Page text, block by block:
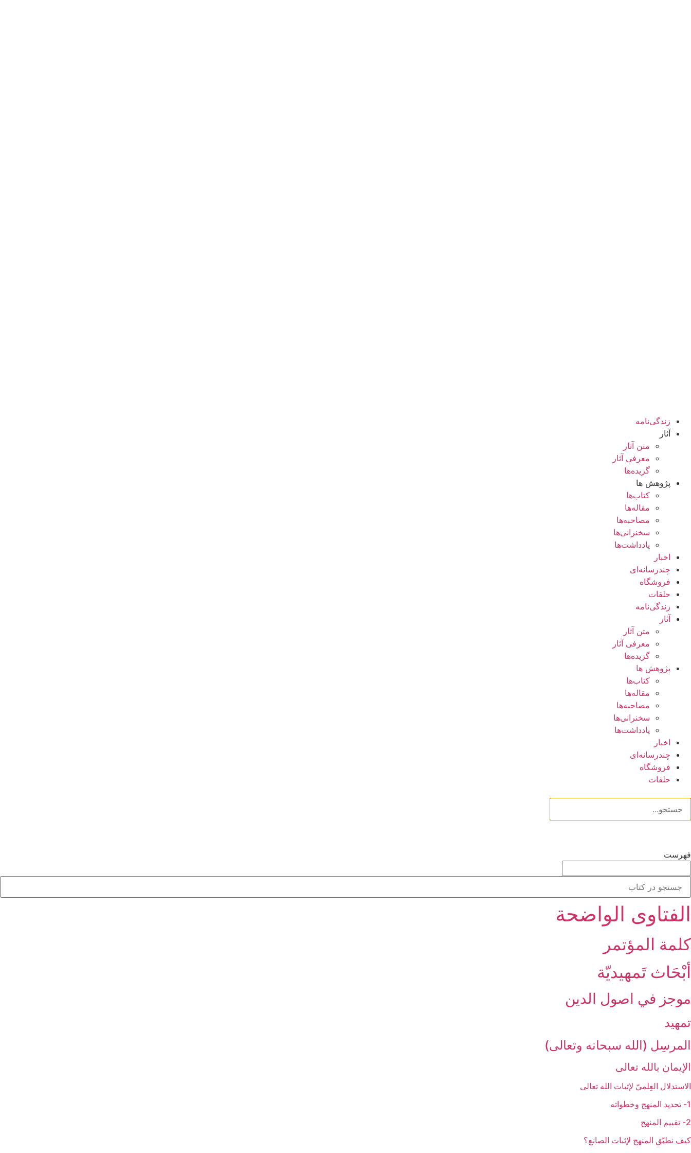
زندگی‌نامه
آثار
متن آثار
معرفی آثار
گزیده‌ها
پژوهش ها
کتاب‌ها
مقاله‌ها
مصاحبه‌ها
سخنرانی‌ها
یادداشت‌ها
اخبار
چندرسانه‌ای
فروشگاه
حلقات
زندگی‌نامه
آثار
متن آثار
معرفی آثار
گزیده‌ها
پژوهش ها
کتاب‌ها
مقاله‌ها
مصاحبه‌ها
سخنرانی‌ها
یادداشت‌ها
اخبار
چندرسانه‌ای
فروشگاه
حلقات
فهرست
الفتاوی الواضحة
كلمة المؤتمر
أبْحَاث تَمهيديّة
موجز في اصول الدين‏
تمهيد
المرسِل (الله سبحانه وتعالى)
الإيمان بالله تعالى‏
الاستدلال العِلميّ لإثبات الله تعالى‏
1- تحديد المنهج وخطواته
2- تقييم المنهج
كيف نطبّق المنهج لإثبات الصانع؟